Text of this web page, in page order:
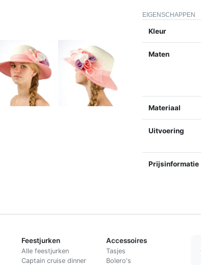
EIGENSCHAPPEN
Kleur
Maten
Materiaal
Uitvoering
Prijsinformatie
Feestjurken
Alle feestjurken
Captain cruise dinner
Accessoires
Tasjes
Bolero's